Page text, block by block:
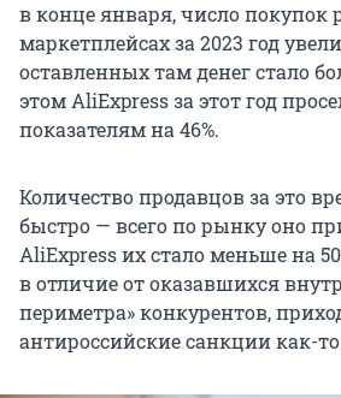
в конце января, число покупок
маркетплейсах за 2023 год
оставленных там денег стало
этом AliExpress за этот год
показателям на 46%.
Количество продавцов за это
быстро — всего по рынку оно
AliExpress их стало меньше на
в отличие от оказавшихся
периметра» конкурентов,
антироссийские санкции как-